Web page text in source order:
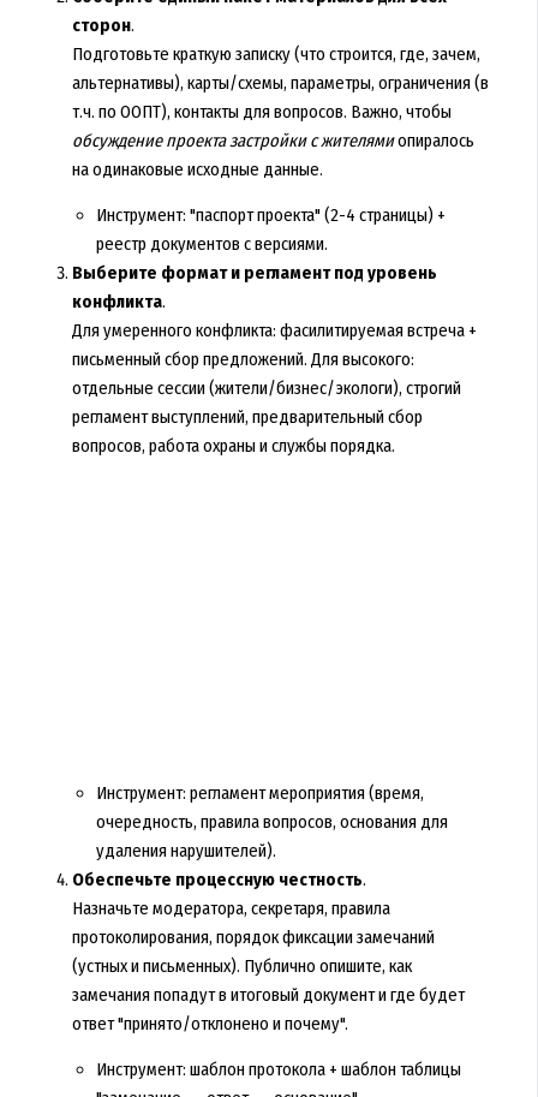
сторон.
Подготовьте краткую записку (что строится, где, зачем,
альтернативы), карты/схемы, параметры, ограничения (в
т.ч. по ООПТ), контакты для вопросов. Важно, чтобы
обсуждение проекта застройки с жителямиопиралось
на одинаковые исходные данные.
Инструмент: "паспорт проекта" (2-4 страницы) +
реестр документов с версиями.
Выберите формат и регламент под уровень
конфликта.
Для умеренного конфликта: фасилитируемая встреча +
письменный сбор предложений. Для высокого:
отдельные сессии (жители/бизнес/экологи), строгий
регламент выступлений, предварительный сбор
вопросов, работа охраны и службы порядка.
Инструмент: регламент мероприятия (время,
очередность, правила вопросов, основания для
удаления нарушителей).
Обеспечьте процессную честность.
Назначьте модератора, секретаря, правила
протоколирования, порядок фиксации замечаний
(устных и письменных). Публично опишите, как
замечания попадут в итоговый документ и где будет
ответ "принято/отклонено и почему".
Инструмент: шаблон протокола + шаблон таблицы